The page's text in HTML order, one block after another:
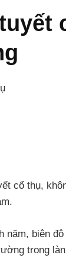
cổ thụ,
năm, biên
trong